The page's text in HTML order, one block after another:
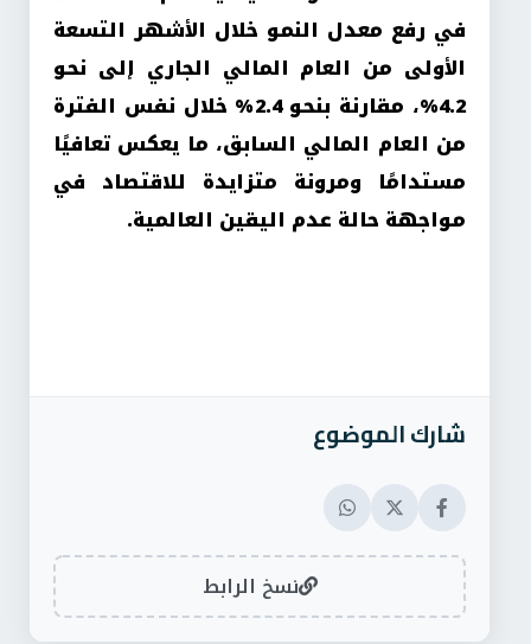
في رفع معدل النمو خلال الأشهر التسعة
الأولى من العام المالي الجاري إلى نحو
4.2%، مقارنة بنحو 2.4% خلال نفس الفترة
من العام المالي السابق، ما يعكس تعافيًا
مستدامًا ومرونة متزايدة للاقتصاد في
مواجهة حالة عدم اليقين العالمية.
شارك الموضوع
نسخ الرابط